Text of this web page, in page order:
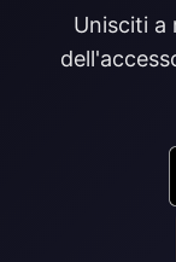
Unisciti a